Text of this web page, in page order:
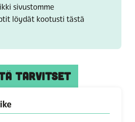
sivustomme
löydät kootusti tästä
TARVITSET